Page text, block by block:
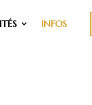
INFOS